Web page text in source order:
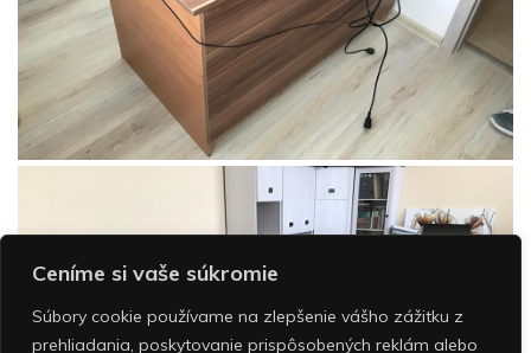
Ceníme si vaše súkromie
Súbory cookie používame na zlepšenie vášho zážitku z
prehliadania, poskytovanie prispôsobených reklám alebo